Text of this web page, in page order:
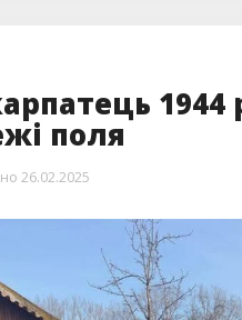
поля
26.02.2025